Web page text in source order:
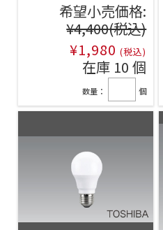
希望小売価格:
¥4,400(税込)
¥1,980 (税込)
在庫 10 個
数量： 個